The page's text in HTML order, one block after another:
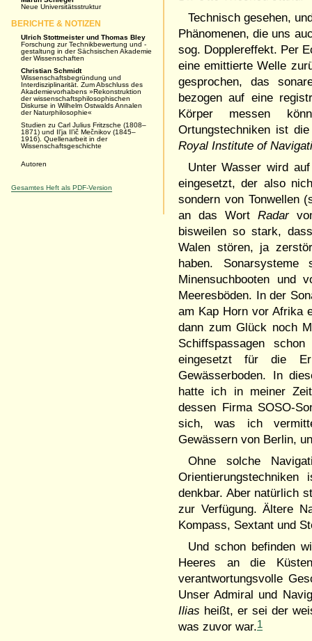
Technisch gesehen,
Phänomenen, die uns
sog. Dopplereffekt. Per
eine emittierte Welle
gesprochen, das
bezogen auf eine
Körper messen
Ortungstechniken ist
Royal Institute of
Unter Wasser wird
eingesetzt, der also
sondern von Tonwellen
an das WortRadar
bisweilen so stark,
Walen stören, ja
haben.
Minensuchbooten und
Meeresböden. In der
am Kap Horn vor Afrika
dann zum Glück noch
Schiffspassagen
eingesetzt für die
Gewässerboden. In
hatte ich in meiner
dessen Firma SOSO-
sich, was ich
Gewässern von Berlin,
Ohne solche
denkbar. Aber natürlich
zur Verfügung. Ältere
Kompass, Sextant und
Und schon befinden
Heeres an die
verantwortungsvolle
Unser Admiral und
Ilias heißt, er sei der
was zuvor war.1
Neue Universitätsstruktur
BERICHTE & NOTIZEN
Ulrich Stottmeister und Thomas Bley
Forschung zur Technikbewertung und -
gestaltung in der Sächsischen Akademie
der Wissenschaften
Christian Schmidt
Wissenschaftsbegründung und
Interdisziplinarität. Zum Abschluss des
Akademievorhabens »Rekonstruktion
der wissenschaftsphilosophischen
Diskurse in Wilhelm Ostwalds Annalen
der Naturphilosophie«
Studien zu Carl Julius Fritzsche (1808–
1871) und Il’ja Il’ič Mečnikov (1845–
1916). Quellenarbeit in der
Wissenschaftsgeschichte
Autoren
Gesamtes Heft als PDF-Version